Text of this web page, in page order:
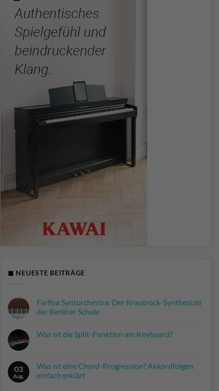
◼ NEUESTE BEITRÄGE
Farfisa Syntorchestra: Der Krautrock-Synthesizer
der Berliner Schule
zu
Synthesizer
der
Berliner
Was ist die Split-Funktion am Keyboard?
Was
ist
die
03
Aug.
Was ist eine Chord-Progression? Akkordfolgen
einfach erklärt